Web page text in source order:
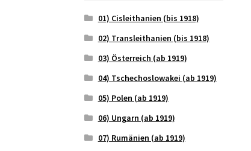
01) Cisleithanien (bis 1918)
02) Transleithanien (bis 1918)
03) Österreich (ab 1919)
04) Tschechoslowakei (ab 1919)
05) Polen (ab 1919)
06) Ungarn (ab 1919)
07) Rumänien (ab 1919)